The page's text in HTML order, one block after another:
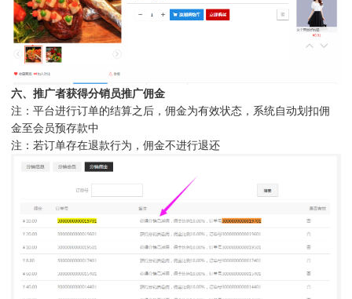
六、推广者获得分销员推广佣金
注：平台进行订单的结算之后，佣金为有效状态，系统自动划扣佣
金至会员预存款中
注：若订单存在退款行为，佣金不进行退还